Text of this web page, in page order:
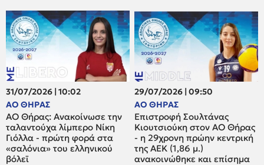
31/07/2026 | 10:02
ΑΟ ΘΗΡΑΣ
ΑΟ Θήρας: Ανακοίνωσε την
ταλαντούχα λίμπερο Νίκη
Γιόλλα - πρώτη φορά στα
«σαλόνια» του ελληνικού
βόλεϊ
29/07/2026 | 09:50
ΑΟ ΘΗΡΑΣ
Επιστροφή Σουλτάνας
Κιουτσιούκη στον ΑΟ Θήρας
- η 29χρονη πρώην κεντρική
της ΑΕΚ (1,86 μ.)
ανακοινώθηκε και επίσημα